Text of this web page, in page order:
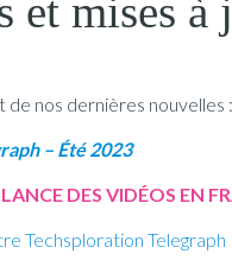
et mises à
de nos dernières nouvelles :
– Été 2023
DES VIDÉOS EN
Techsploration Telegraph